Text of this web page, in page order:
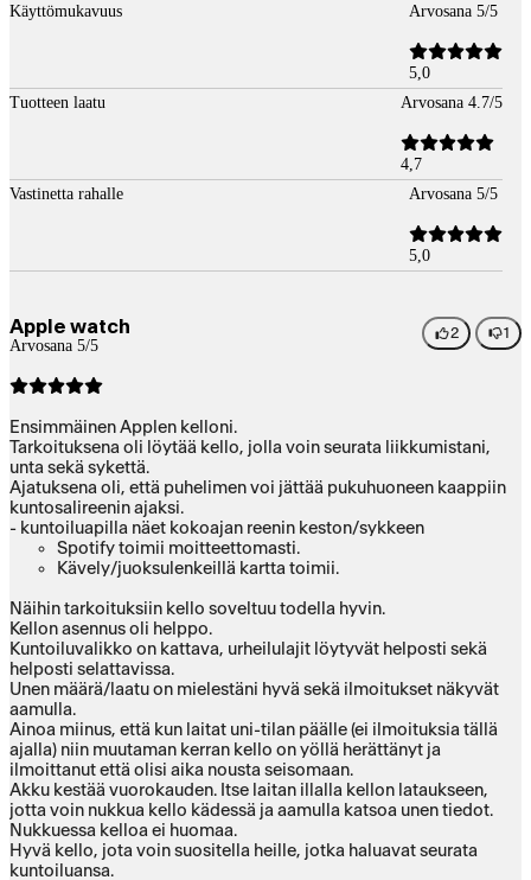
Käyttömukavuus Arvosana 5/5
5,0
Tuotteen laatu
Arvosana 4.7/5
4,7
Vastinetta rahalle
Arvosana 5/5
5,0
Apple watch
Arvosana 5/5
2 1
Ensimmäinen Applen kelloni.
Tarkoituksena oli löytää kello, jolla voin seurata liikkumistani,
unta sekä sykettä.
Ajatuksena oli, että puhelimen voi jättää pukuhuoneen kaappiin
kuntosalireenin ajaksi.
- kuntoiluapilla näet kokoajan reenin keston/sykkeen
Spotify toimii moitteettomasti.
Kävely/juoksulenkeillä kartta toimii.
Näihin tarkoituksiin kello soveltuu todella hyvin.
Kellon asennus oli helppo.
Kuntoiluvalikko on kattava, urheilulajit löytyvät helposti sekä
helposti selattavissa.
Unen määrä/laatu on mielestäni hyvä sekä ilmoitukset näkyvät
aamulla.
Ainoa miinus, että kun laitat uni-tilan päälle (ei ilmoituksia tällä
ajalla) niin muutaman kerran kello on yöllä herättänyt ja
ilmoittanut että olisi aika nousta seisomaan.
Akku kestää vuorokauden. Itse laitan illalla kellon lataukseen,
jotta voin nukkua kello kädessä ja aamulla katsoa unen tiedot.
Nukkuessa kelloa ei huomaa.
Hyvä kello, jota voin suositella heille, jotka haluavat seurata
kuntoiluansa.